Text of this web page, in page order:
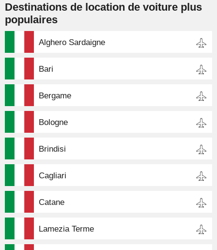
Destinations de location de voiture plus
populaires
Alghero Sardaigne
Bari
Bergame
Bologne
Brindisi
Cagliari
Catane
Lamezia Terme